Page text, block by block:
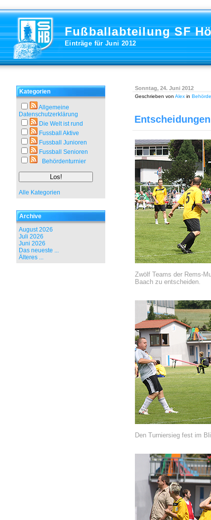
Fußballabteilung SF
Einträge für Juni 2012
Kategorien
Allgemeine
Datenschutzerklärung
Die Welt ist rund
Fussball Aktive
Fussball Junioren
Fussball Senioren
Behördenturnier
Alle Kategorien
Archive
August 2026
Juli 2026
Juni 2026
Das neueste ...
Älteres ...
Sonntag, 24. Juni 2012
Geschrieben von Alex in
Zwölf Teams der Rems-
Baach zu entscheiden.
Den Turniersieg fest im